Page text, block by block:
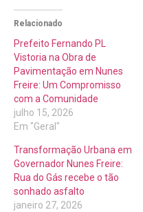
Relacionado
Prefeito Fernando PL
Vistoria na Obra de
Pavimentação em Nunes
Freire: Um Compromisso
com a Comunidade
julho 15, 2026
Em "Geral"
Transformação Urbana em
Governador Nunes Freire:
Rua do Gás recebe o tão
sonhado asfalto
janeiro 27, 2026